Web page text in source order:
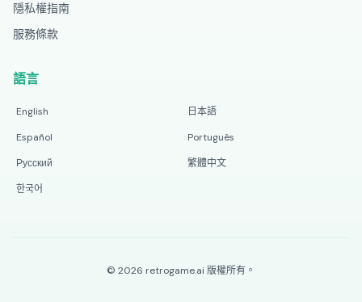
隱私權指南
服務條款
語言
English
日本語
Español
Português
Русский
繁體中文
한국어
© 2026 retrogame.ai 版權所有。